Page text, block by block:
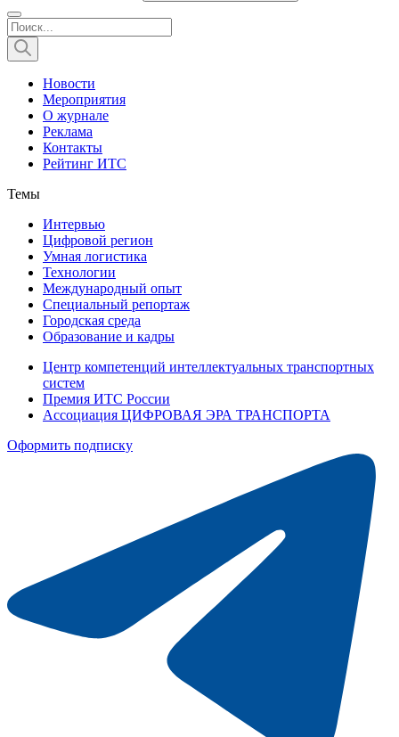
Новости
Мероприятия
О журнале
Реклама
Контакты
Рейтинг ИТС
Темы
Интервью
Цифровой регион
Умная логистика
Технологии
Международный опыт
Специальный репортаж
Городская среда
Образование и кадры
Центр компетенций интеллектуальных транспортных
систем
Премия ИТС России
Ассоциация ЦИФРОВАЯ ЭРА ТРАНСПОРТА
Оформить подписку